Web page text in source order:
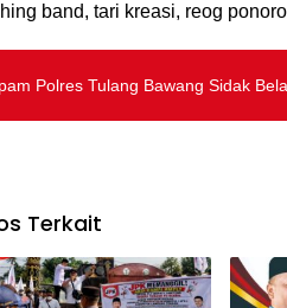
band, tari kreasi, reog
Polres Tulang Bawang Sidak
Terkait